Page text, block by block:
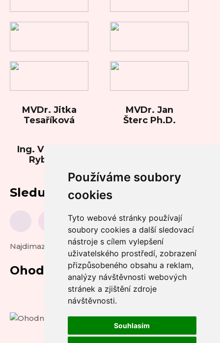
Používáme soubory
cookies
Tyto webové stránky používají
soubory cookies a další sledovací
nástroje s cílem vylepšení
uživatelského prostředí, zobrazení
přizpůsobeného obsahu a reklam,
analýzy návštěvnosti webových
stránek a zjištění zdroje
návštěvnosti.
Souhlasím
MVDr. Jitka
Tesaříková
MVDr. Jan
Šterc Ph.D.
Ing. Vladimíra
Rybková
Sledujte nás
Najdimazlicka.cz
Ohodnoťte nás